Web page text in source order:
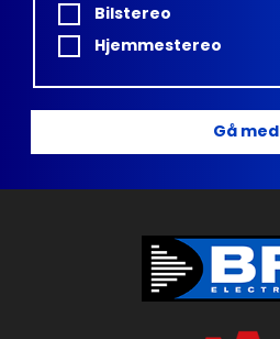
Bilstereo
Hjemmestereo
Gå med